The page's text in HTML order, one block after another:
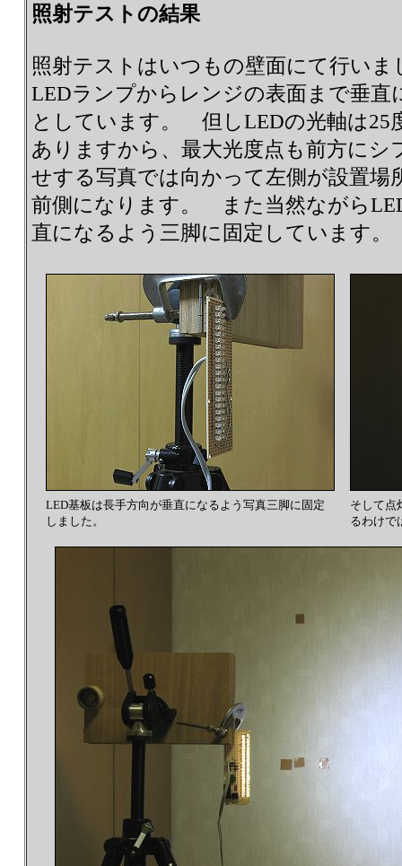
照射テストの結果
照射テストはいつもの壁面にて行い
LEDランプからレンジの表面まで垂直
としています。 但しLEDの光軸は25
ありますから、最大光度点も前方に
せする写真では向かって左側が設置場
前側になります。 また当然ながら
直になるよう三脚に固定しています。
LED基板は長手方向が垂直になるよう写真三脚に固定
しました。
そして点
るわけで